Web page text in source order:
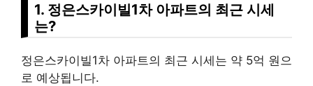
1. 정은스카이빌1차 아파트의 최근 시세
는?
정은스카이빌1차 아파트의 최근 시세는 약 5억 원으
로 예상됩니다.